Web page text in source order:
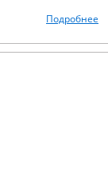
Подробнее